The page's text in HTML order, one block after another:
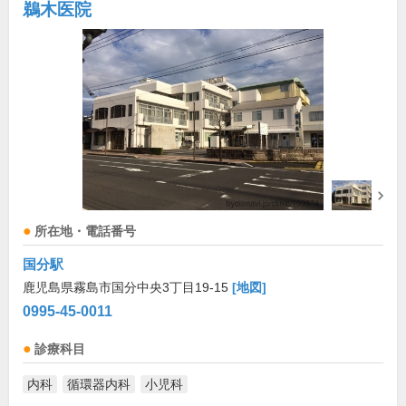
鵜木医院
所在地・電話番号
国分駅
鹿児島県霧島市国分中央3丁目19-15 [地図]
0995-45-0011
診療科目
内科 循環器内科 小児科